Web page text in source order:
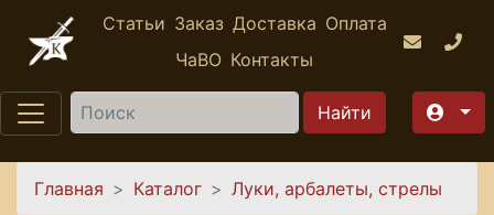
Перейти к основному содержанию
Статьи Заказ Доставка Оплата
ЧаВО Контакты
Найти
Вы здесь
Главная Каталог Луки, арбалеты, стрелы